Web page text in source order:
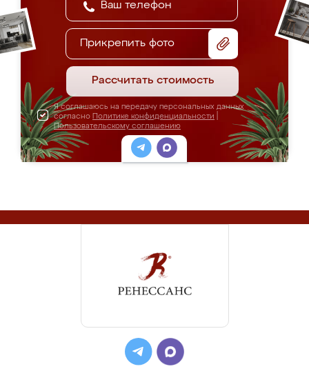
Прикрепить фото
Рассчитать стоимость
Я соглашаюсь на передачу персональных данных
согласно Политике конфиденциальности
Пользовательскому соглашению